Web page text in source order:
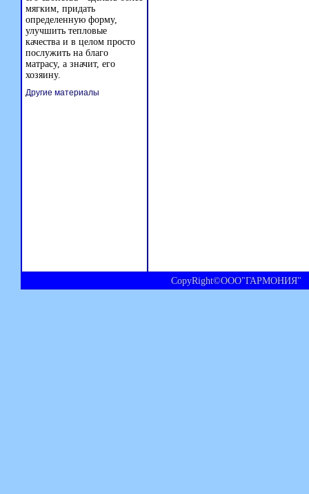
мягким, придать
определенную форму,
улучшить тепловые
качества и в целом просто
послужить на благо
матрасу, а значит, его
хозяину.
Другие материалы